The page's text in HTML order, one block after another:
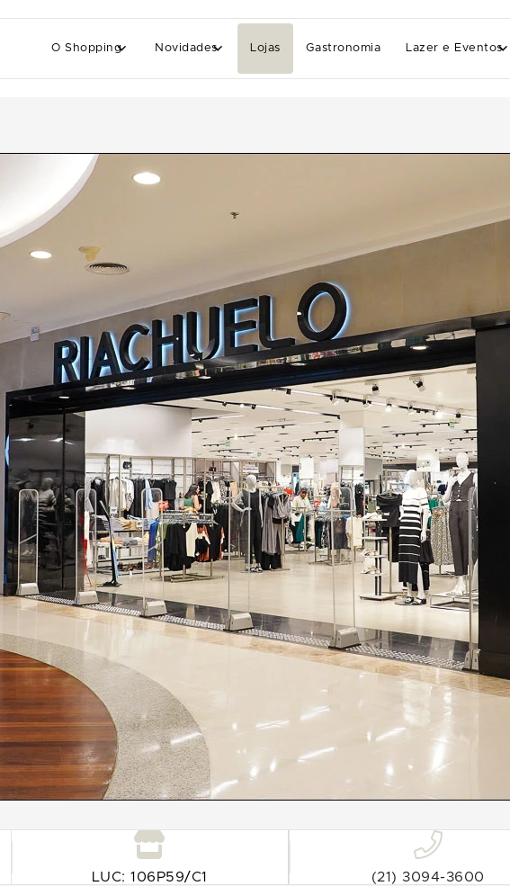
O Shopping Novidades Lojas Gastronomia Lazer e Eventos
LUC: 106P59/C1 (21) 3094-3600